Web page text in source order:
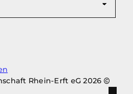
Rhein-Erft eG 2026